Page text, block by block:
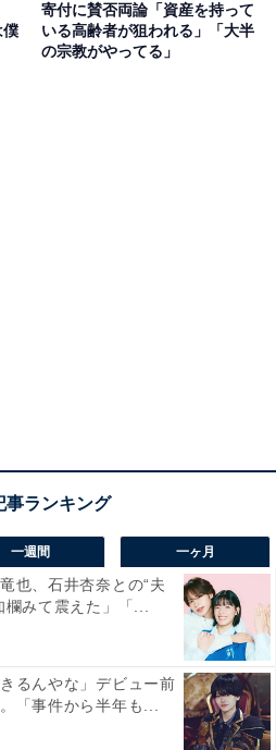
僕
寄付に賛否両論「資産を持って
いる高齢者が狙われる」「大半
の宗教がやってる」
一週間 一ヶ月
也、石井杏奈との“夫
欄みて震えた」「...
るんやな」デビュー前
「事件から半年も...